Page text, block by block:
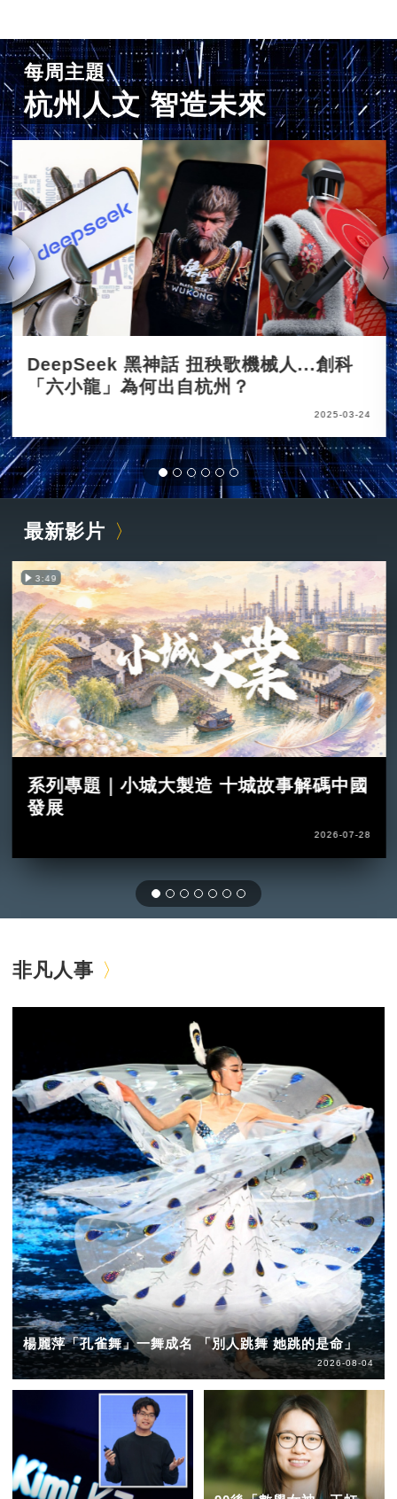
每周主題
杭州人文 智造未來
DeepSeek 黑神話 扭秧歌機械人...創科
「六小龍」為何出自杭州？
2025-03-24
最新影片
3:49
系列專題｜小城大製造 十城故事解碼中國
發展
2026-07-28
非凡人事
楊麗萍「孔雀舞」一舞成名 「別人跳舞 她跳的是命」
2026-08-04